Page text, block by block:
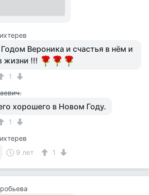
Вероника и счастья в нём и
жизни !!!
1
хорошего в Новом Году.
1
9 лет 1